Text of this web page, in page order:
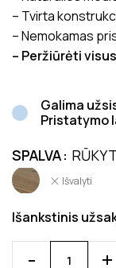
– Tvirta
– Nemokamas
– Peržiūrėti
Galima
Pristatymo
SPALVA
Išvalyti
Išankstinis